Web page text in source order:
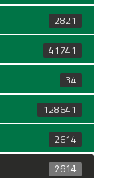
2821
41741
34
128641
2614
2614